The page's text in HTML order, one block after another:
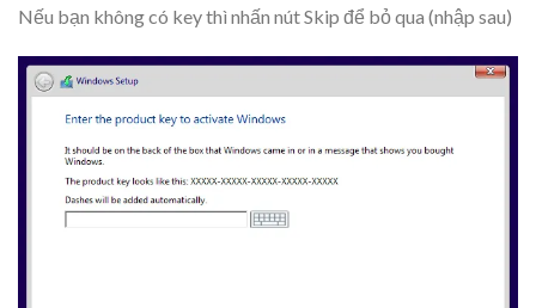
Nếu bạn không có key thì nhấn nútSkip để bỏ qua (nhập sau)